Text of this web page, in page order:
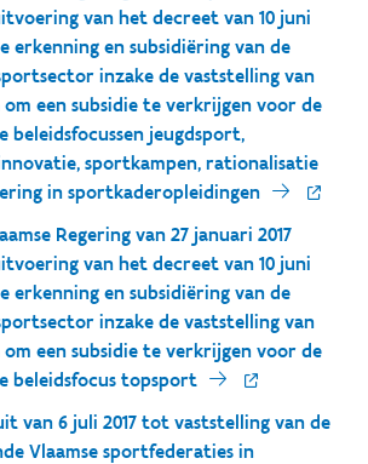
van het decreet van 10 juni
erkenning en subsidiëring van de
inzake de vaststelling van
een subsidie te verkrijgen voor de
beleidsfocussen jeugdsport,
sportkampen, rationalisatie
in sportkaderopleidingen
Regering van 27 januari 2017
van het decreet van 10 juni
erkenning en subsidiëring van de
inzake de vaststelling van
een subsidie te verkrijgen voor de
beleidsfocus topsport
van 6 juli 2017 tot vaststelling van de
Vlaamse sportfederaties in